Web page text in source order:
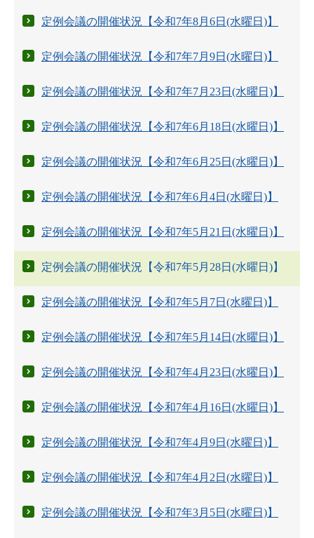
定例会議の開催状況【令和7年8月6日(水曜日)】
定例会議の開催状況【令和7年7月9日(水曜日)】
定例会議の開催状況【令和7年7月23日(水曜日)】
定例会議の開催状況【令和7年6月18日(水曜日)】
定例会議の開催状況【令和7年6月25日(水曜日)】
定例会議の開催状況【令和7年6月4日(水曜日)】
定例会議の開催状況【令和7年5月21日(水曜日)】
定例会議の開催状況【令和7年5月28日(水曜日)】
定例会議の開催状況【令和7年5月7日(水曜日)】
定例会議の開催状況【令和7年5月14日(水曜日)】
定例会議の開催状況【令和7年4月23日(水曜日)】
定例会議の開催状況【令和7年4月16日(水曜日)】
定例会議の開催状況【令和7年4月9日(水曜日)】
定例会議の開催状況【令和7年4月2日(水曜日)】
定例会議の開催状況【令和7年3月5日(水曜日)】